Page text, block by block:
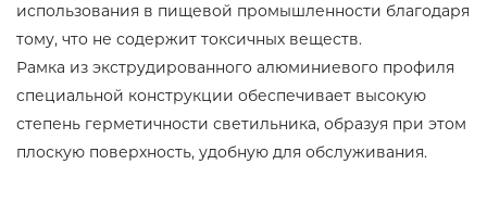
использования в пищевой промышленности благодаря
тому, что не содержит токсичных веществ.
Рамка из экструдированного алюминиевого профиля
специальной конструкции обеспечивает высокую
степень герметичности светильника, образуя при этом
плоскую поверхность, удобную для обслуживания.